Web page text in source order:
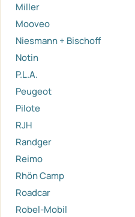
Miller
Mooveo
Niesmann + Bischoff
Notin
P.L.A.
Peugeot
Pilote
RJH
Randger
Reimo
Rhön Camp
Roadcar
Robel-Mobil